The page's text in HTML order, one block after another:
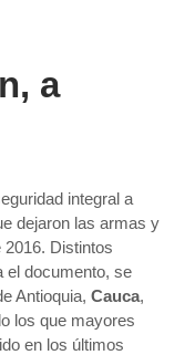
a
integral a
dejaron las armas y
Distintos
el documento, se
Antioquia, Cauca,
los que mayores
en los últimos